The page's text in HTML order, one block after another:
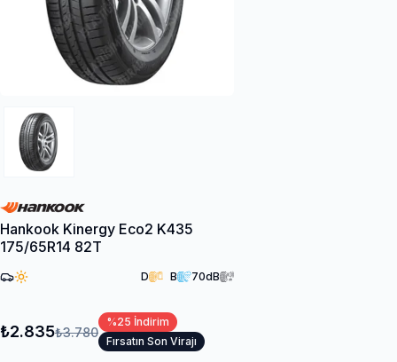
Hankook Kinergy Eco2 K435
175/65R14 82T
D B 70dB
₺2.835₺3.780
%25 İndirim
Fırsatın Son Virajı